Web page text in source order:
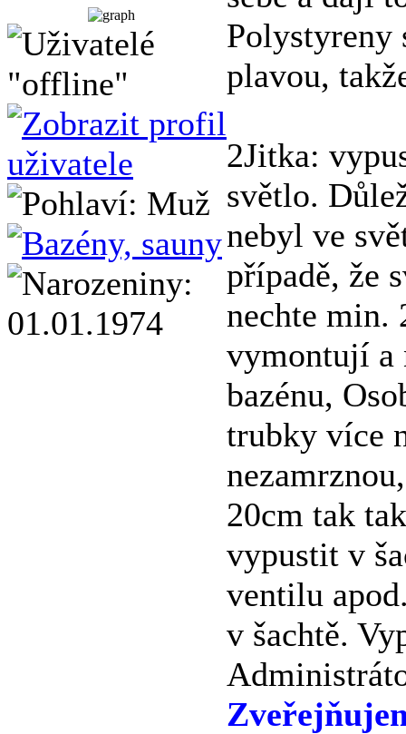
Polystyreny
plavou,
2Jitka:
světlo.
nebyl ve
případě, že
nechte min.
vymontují a
bazénu,
trubky více
20cm tak
vypustit v
ventilu
v šachtě.